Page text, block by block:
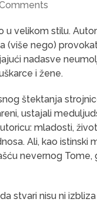
u velikom stilu.
(više nego)
nadasve
i žene.
štektanja
ustajali
mladosti,
Ali, kao istinski
nevernog Tome,
stvari nisu ni